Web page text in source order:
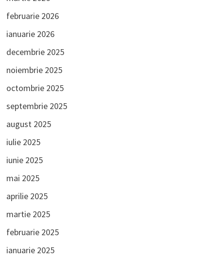
februarie 2026
ianuarie 2026
decembrie 2025
noiembrie 2025
octombrie 2025
septembrie 2025
august 2025
iulie 2025
iunie 2025
mai 2025
aprilie 2025
martie 2025
februarie 2025
ianuarie 2025